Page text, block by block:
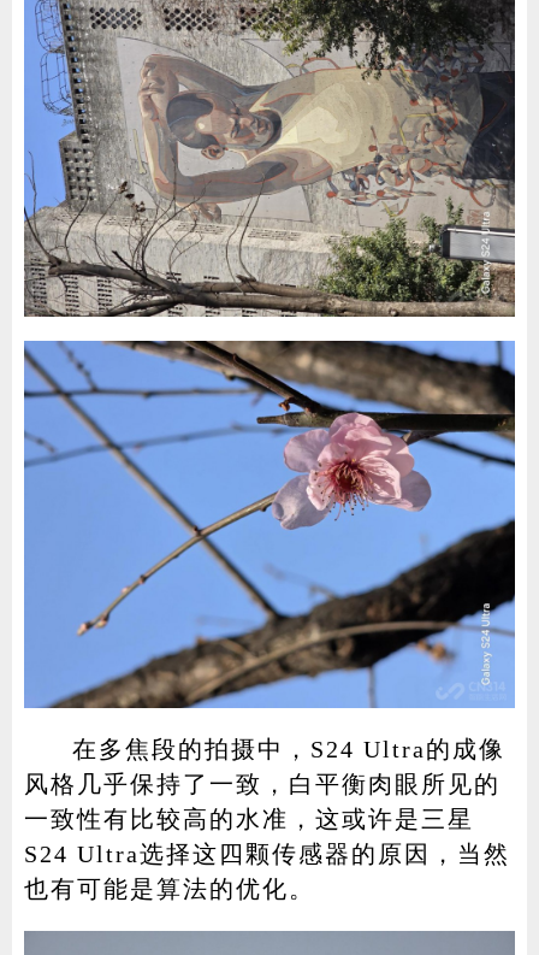
在多焦段的拍摄中，S24 Ultra的成像
风格几乎保持了一致，白平衡肉眼所见的
一致性有比较高的水准，这或许是三星
S24 Ultra选择这四颗传感器的原因，当然
也有可能是算法的优化。